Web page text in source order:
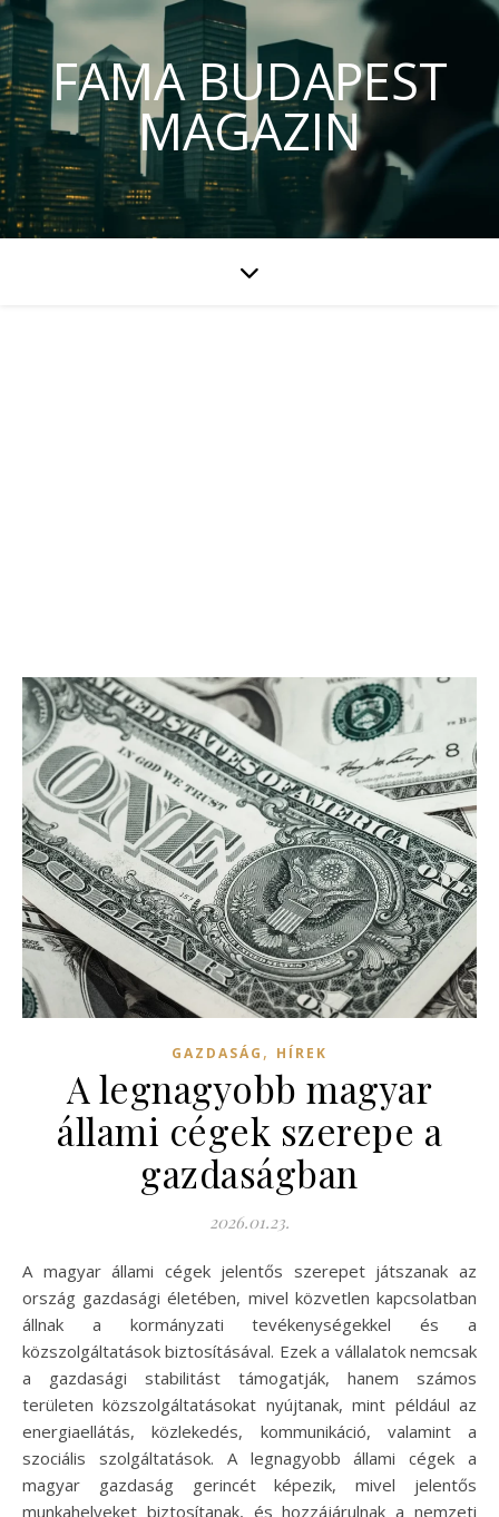
FAMA BUDAPEST
MAGAZIN
GAZDASÁG , HÍREK
A legnagyobb magyar
állami cégek szerepe a
gazdaságban
2026.01.23.
A magyar állami cégek jelentős szerepet játszanak az
ország gazdasági életében, mivel közvetlen kapcsolatban
állnak a kormányzati tevékenységekkel és a
közszolgáltatások biztosításával. Ezek a vállalatok nemcsak
a gazdasági stabilitást támogatják, hanem számos
területen közszolgáltatásokat nyújtanak, mint például az
energiaellátás, közlekedés, kommunikáció, valamint a
szociális szolgáltatások. A legnagyobb állami cégek a
magyar gazdaság gerincét képezik, mivel jelentős
munkahelyeket biztosítanak, és hozzájárulnak a nemzeti